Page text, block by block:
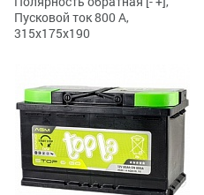
Пусковой ток 800 А,
315x175x190